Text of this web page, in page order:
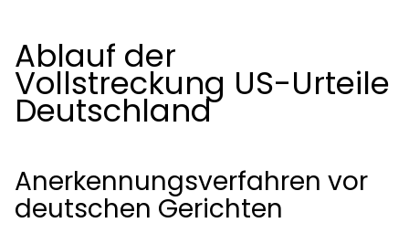
Ablauf der
Vollstreckung US-Urteile
Deutschland
Anerkennungsverfahren vor
deutschen Gerichten